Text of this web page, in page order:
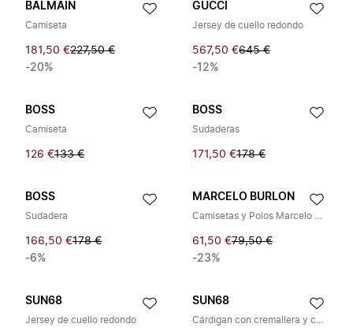
BALMAIN
Camiseta
181,50 €227,50 €
-20%
GUCCI
Jersey de cuello redondo
567,50 €645 €
-12%
BOSS
Camiseta
126 €133 €
BOSS
Sudaderas
171,50 €178 €
BOSS
Sudadera
166,50 €178 €
-6%
MARCELO BURLON
Camisetas y Polos Marcelo Burlon
61,50 €79,50 €
-23%
SUN68
Jersey de cuello redondo
SUN68
Cárdigan con cremallera y cuello redondo